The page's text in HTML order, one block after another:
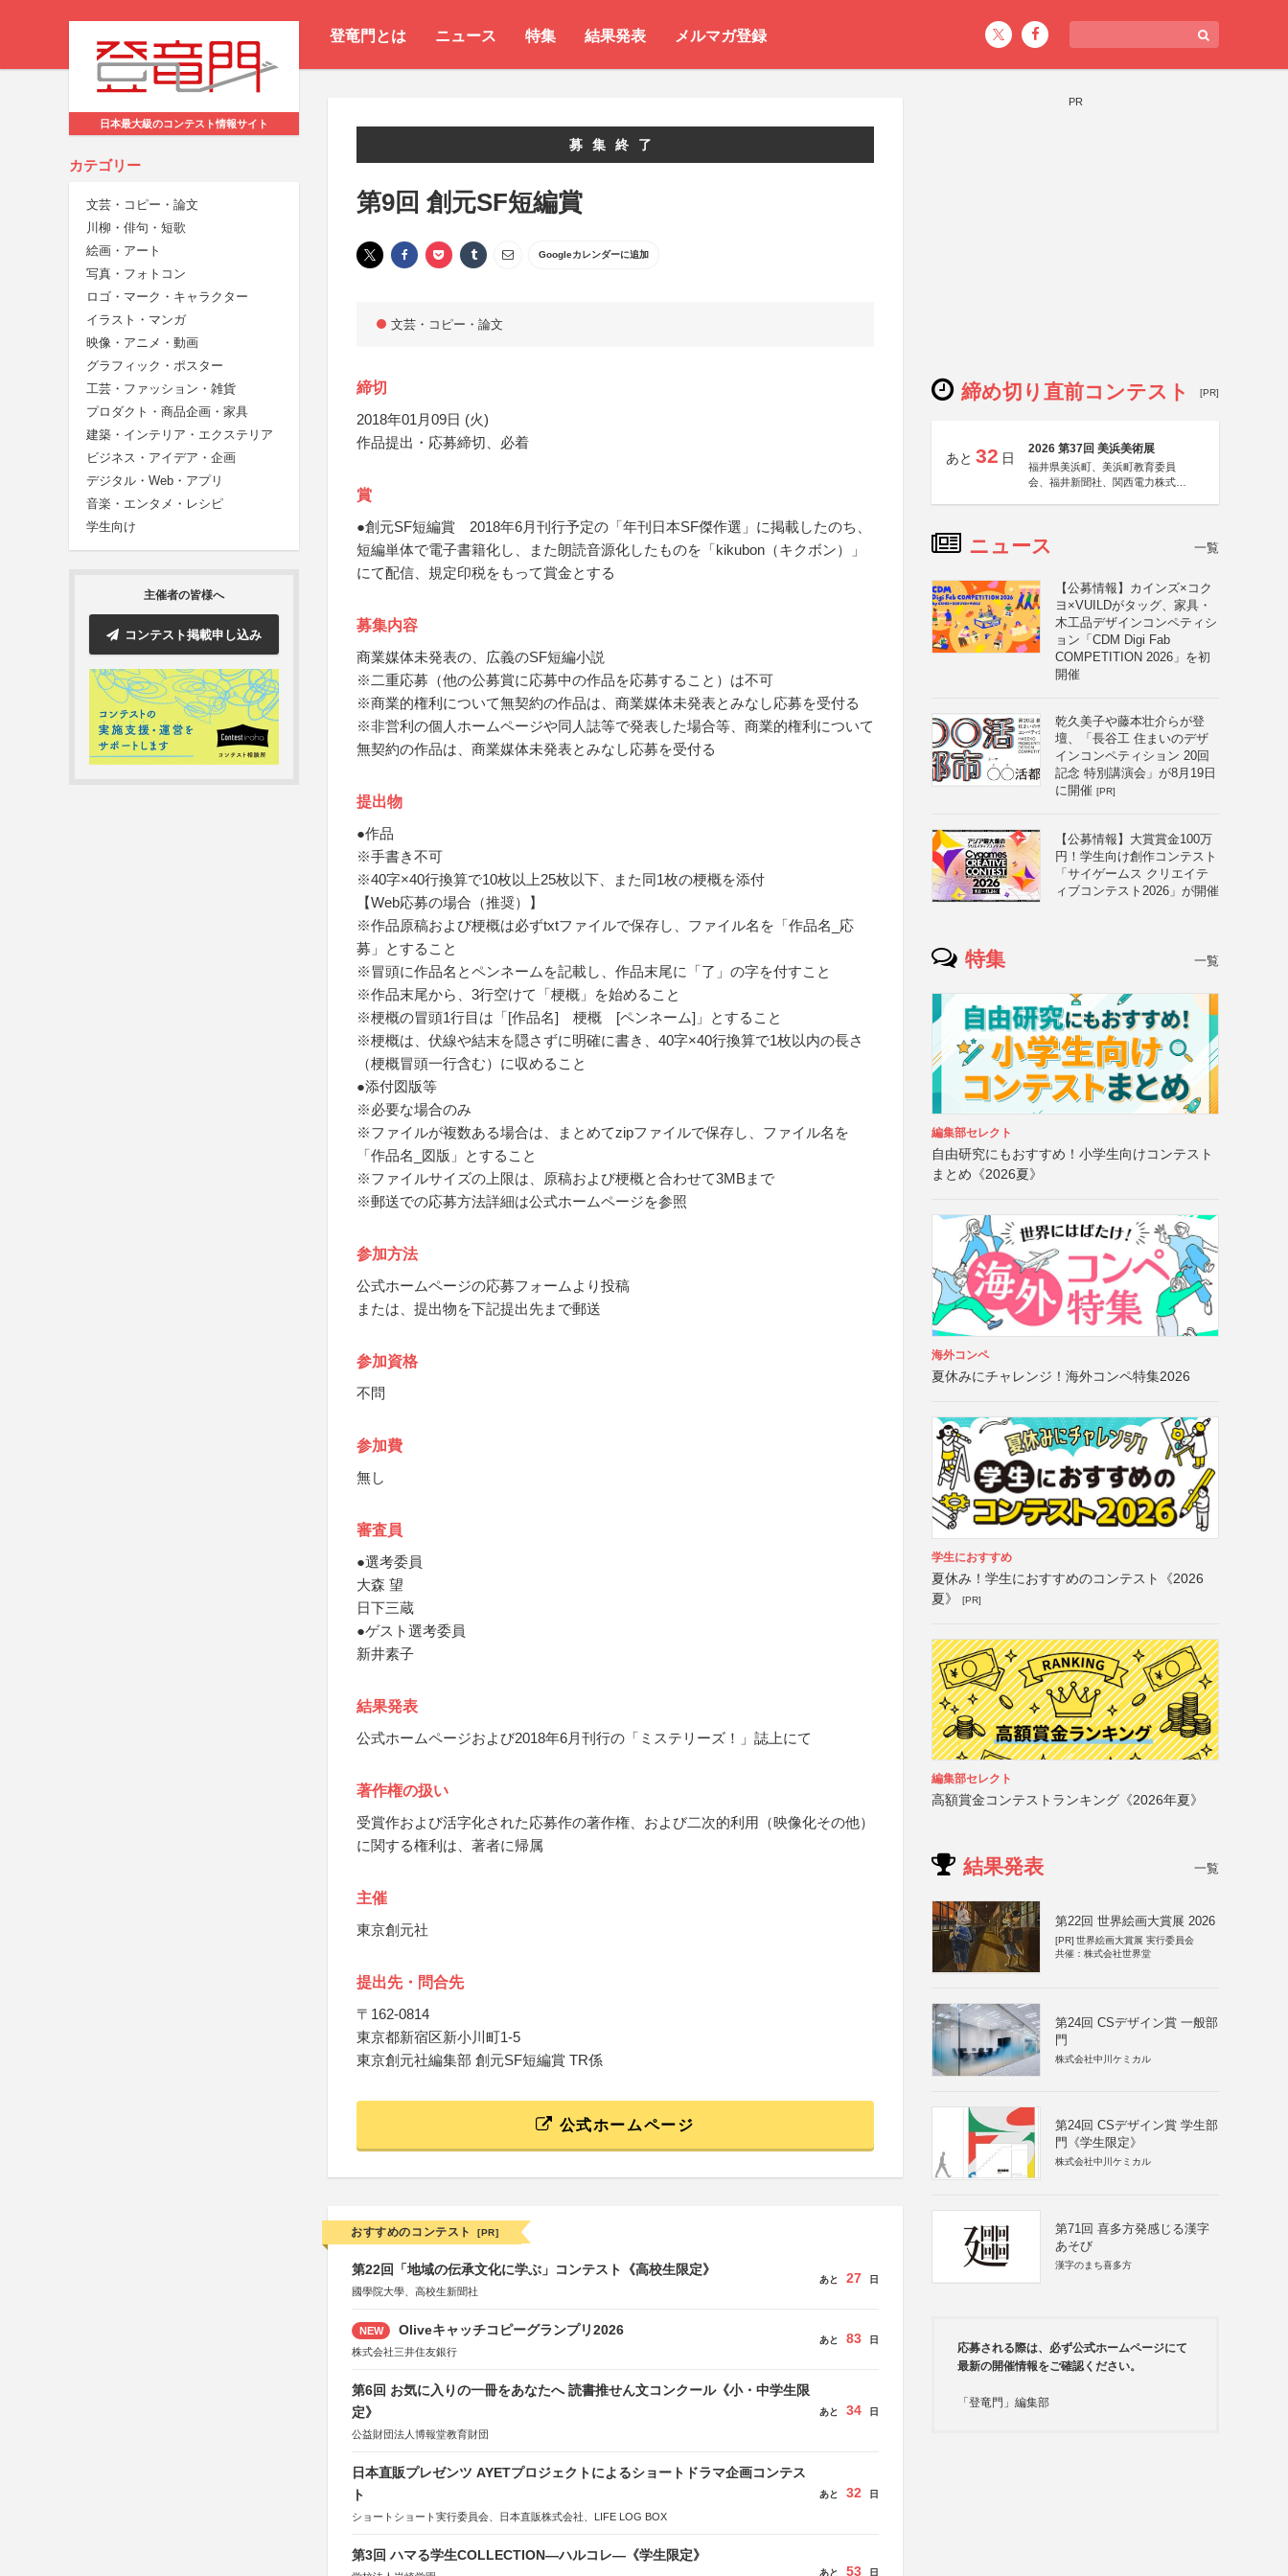
登竜門とは ニュース 特集 結果発表 メルマガ登録
日本最大級のコンテスト情報サイト
カテゴリー
文芸・コピー・論文
川柳・俳句・短歌
絵画・アート
写真・フォトコン
ロゴ・マーク・キャラクター
イラスト・マンガ
映像・アニメ・動画
グラフィック・ポスター
工芸・ファッション・雑貨
プロダクト・商品企画・家具
建築・インテリア・エクステリア
ビジネス・アイデア・企画
デジタル・Web・アプリ
音楽・エンタメ・レシピ
学生向け
主催者の皆様へ
コンテスト掲載申し込み
募集終了
第9回 創元SF短編賞
Googleカレンダーに追加
文芸・コピー・論文
締切
2018年01月09日 (火)
作品提出・応募締切、必着
賞
●創元SF短編賞 2018年6月刊行予定の「年刊日本SF傑作選」に掲載したのち、
短編単体で電子書籍化し、また朗読音源化したものを「kikubon（キクボン）」
にて配信、規定印税をもって賞金とする
募集内容
商業媒体未発表の、広義のSF短編小説
※二重応募（他の公募賞に応募中の作品を応募すること）は不可
※商業的権利について無契約の作品は、商業媒体未発表とみなし応募を受付る
※非営利の個人ホームページや同人誌等で発表した場合等、商業的権利について
無契約の作品は、商業媒体未発表とみなし応募を受付る
提出物
●作品
※手書き不可
※40字×40行換算で10枚以上25枚以下、また同1枚の梗概を添付
【Web応募の場合（推奨）】
※作品原稿および梗概は必ずtxtファイルで保存し、ファイル名を「作品名_応
募」とすること
※冒頭に作品名とペンネームを記載し、作品末尾に「了」の字を付すこと
※作品末尾から、3行空けて「梗概」を始めること
※梗概の冒頭1行目は「[作品名] 梗概 [ペンネーム]」とすること
※梗概は、伏線や結末を隠さずに明確に書き、40字×40行換算で1枚以内の長さ
（梗概冒頭一行含む）に収めること
●添付図版等
※必要な場合のみ
※ファイルが複数ある場合は、まとめてzipファイルで保存し、ファイル名を
「作品名_図版」とすること
※ファイルサイズの上限は、原稿および梗概と合わせて3MBまで
※郵送での応募方法詳細は公式ホームページを参照
参加方法
公式ホームページの応募フォームより投稿
または、提出物を下記提出先まで郵送
参加資格
不問
参加費
無し
審査員
●選考委員
大森 望
日下三蔵
●ゲスト選考委員
新井素子
結果発表
公式ホームページおよび2018年6月刊行の「ミステリーズ！」誌上にて
著作権の扱い
受賞作および活字化された応募作の著作権、および二次的利用（映像化その他）
に関する権利は、著者に帰属
主催
東京創元社
提出先・問合先
〒162-0814
東京都新宿区新小川町1-5
東京創元社編集部 創元SF短編賞 TR係
公式ホームページ
おすすめのコンテスト [PR]
第22回「地域の伝承文化に学ぶ」コンテスト《高校生限定》
國學院大學、高校生新聞社
あと 27 日
NEW Oliveキャッチコピーグランプリ2026
株式会社三井住友銀行
あと 83 日
第6回 お気に入りの一冊をあなたへ 読書推せん文コンクール《小・中学生限
定》
公益財団法人博報堂教育財団
あと 34 日
日本直販プレゼンツ AYETプロジェクトによるショートドラマ企画コンテス
ト
ショートショート実行委員会、日本直販株式会社、LIFE LOG BOX
あと 32 日
第3回 ハマる学生COLLECTION―ハルコレ―《学生限定》
あと 53 日
PR
締め切り直前コンテスト [PR]
あと 32 日
2026 第37回 美浜美術展
福井県美浜町、美浜町教育委員
会、福井新聞社、関西電力株式会
ニュース 一覧
【公募情報】カインズ×コク
ヨ×VUILDがタッグ、家具・
木工品デザインコンペティシ
ョン「CDM Digi Fab
COMPETITION 2026」を初
開催
乾久美子や藤本壮介らが登
壇、「長谷工 住まいのデザ
インコンペティション 20回
記念 特別講演会」が8月19日
に開催 [PR]
【公募情報】大賞賞金100万
円！学生向け創作コンテスト
「サイゲームス クリエイテ
ィブコンテスト2026」が開催
特集 一覧
編集部セレクト
自由研究にもおすすめ！小学生向けコンテスト
まとめ《2026夏》
海外コンペ
夏休みにチャレンジ！海外コンペ特集2026
学生におすすめ
夏休み！学生におすすめのコンテスト《2026
夏》
[PR]
編集部セレクト
高額賞金コンテストランキング《2026年夏》
結果発表 一覧
第22回 世界絵画大賞展 2026
[PR] 世界絵画大賞展 実行委員会
共催：株式会社世界堂
第24回 CSデザイン賞 一般部
門
株式会社中川ケミカル
第24回 CSデザイン賞 学生部
門《学生限定》
株式会社中川ケミカル
第71回 喜多方発感じる漢字
あそび
漢字のまち喜多方
応募される際は、必ず公式ホームページにて
最新の開催情報をご確認ください。
「登竜門」編集部